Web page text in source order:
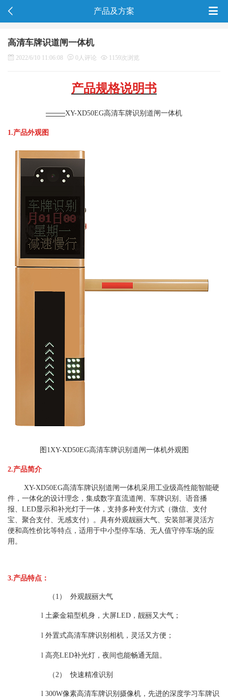
产品及方案
高清车牌识道闸一体机
2022/6/10 11:06:08 0人评论 1159次浏览
产品规格说明书
――XY-XD50EG高清车牌识别道闸一体机
1.产品外观图
图1XY-XD50EG高清车牌识别道闸一体机外观图
2.产品简介
XY-XD50EG高清车牌识别道闸一体机采用工业级高性能智能硬
件，一体化的设计理念，集成数字直流道闸、车牌识别、语音播
报、 LED显示和补光灯于一体，支持多种支付方式（微信、支付
宝、聚合支付、无感支付）。具有外观靓丽大气、安装部署灵活方
便和高性价比等特点，适用于中小型停车场、无人值守停车场的应
用。
3.产品特点：
（1） 外观靓丽大气
l 土豪金箱型机身，大屏LED ，靓丽又大气；
l 外置式高清车牌识别相机，灵活又方便；
l 高亮LED补光灯，夜间也能畅通无阻。
（2） 快速精准识别
l 300W像素高清车牌识别摄像机，先进的深度学习车牌识